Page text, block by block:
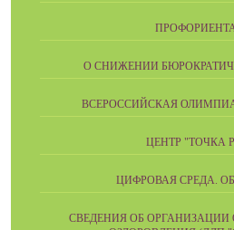
О СНИЖЕНИИ
ВСЕРОССИЙСКАЯ
ЦЕНТР "ТОЧКА
ЦИФРОВАЯ СРЕДА.
СВЕДЕНИЯ ОБ ОРГАНИЗАЦИИ